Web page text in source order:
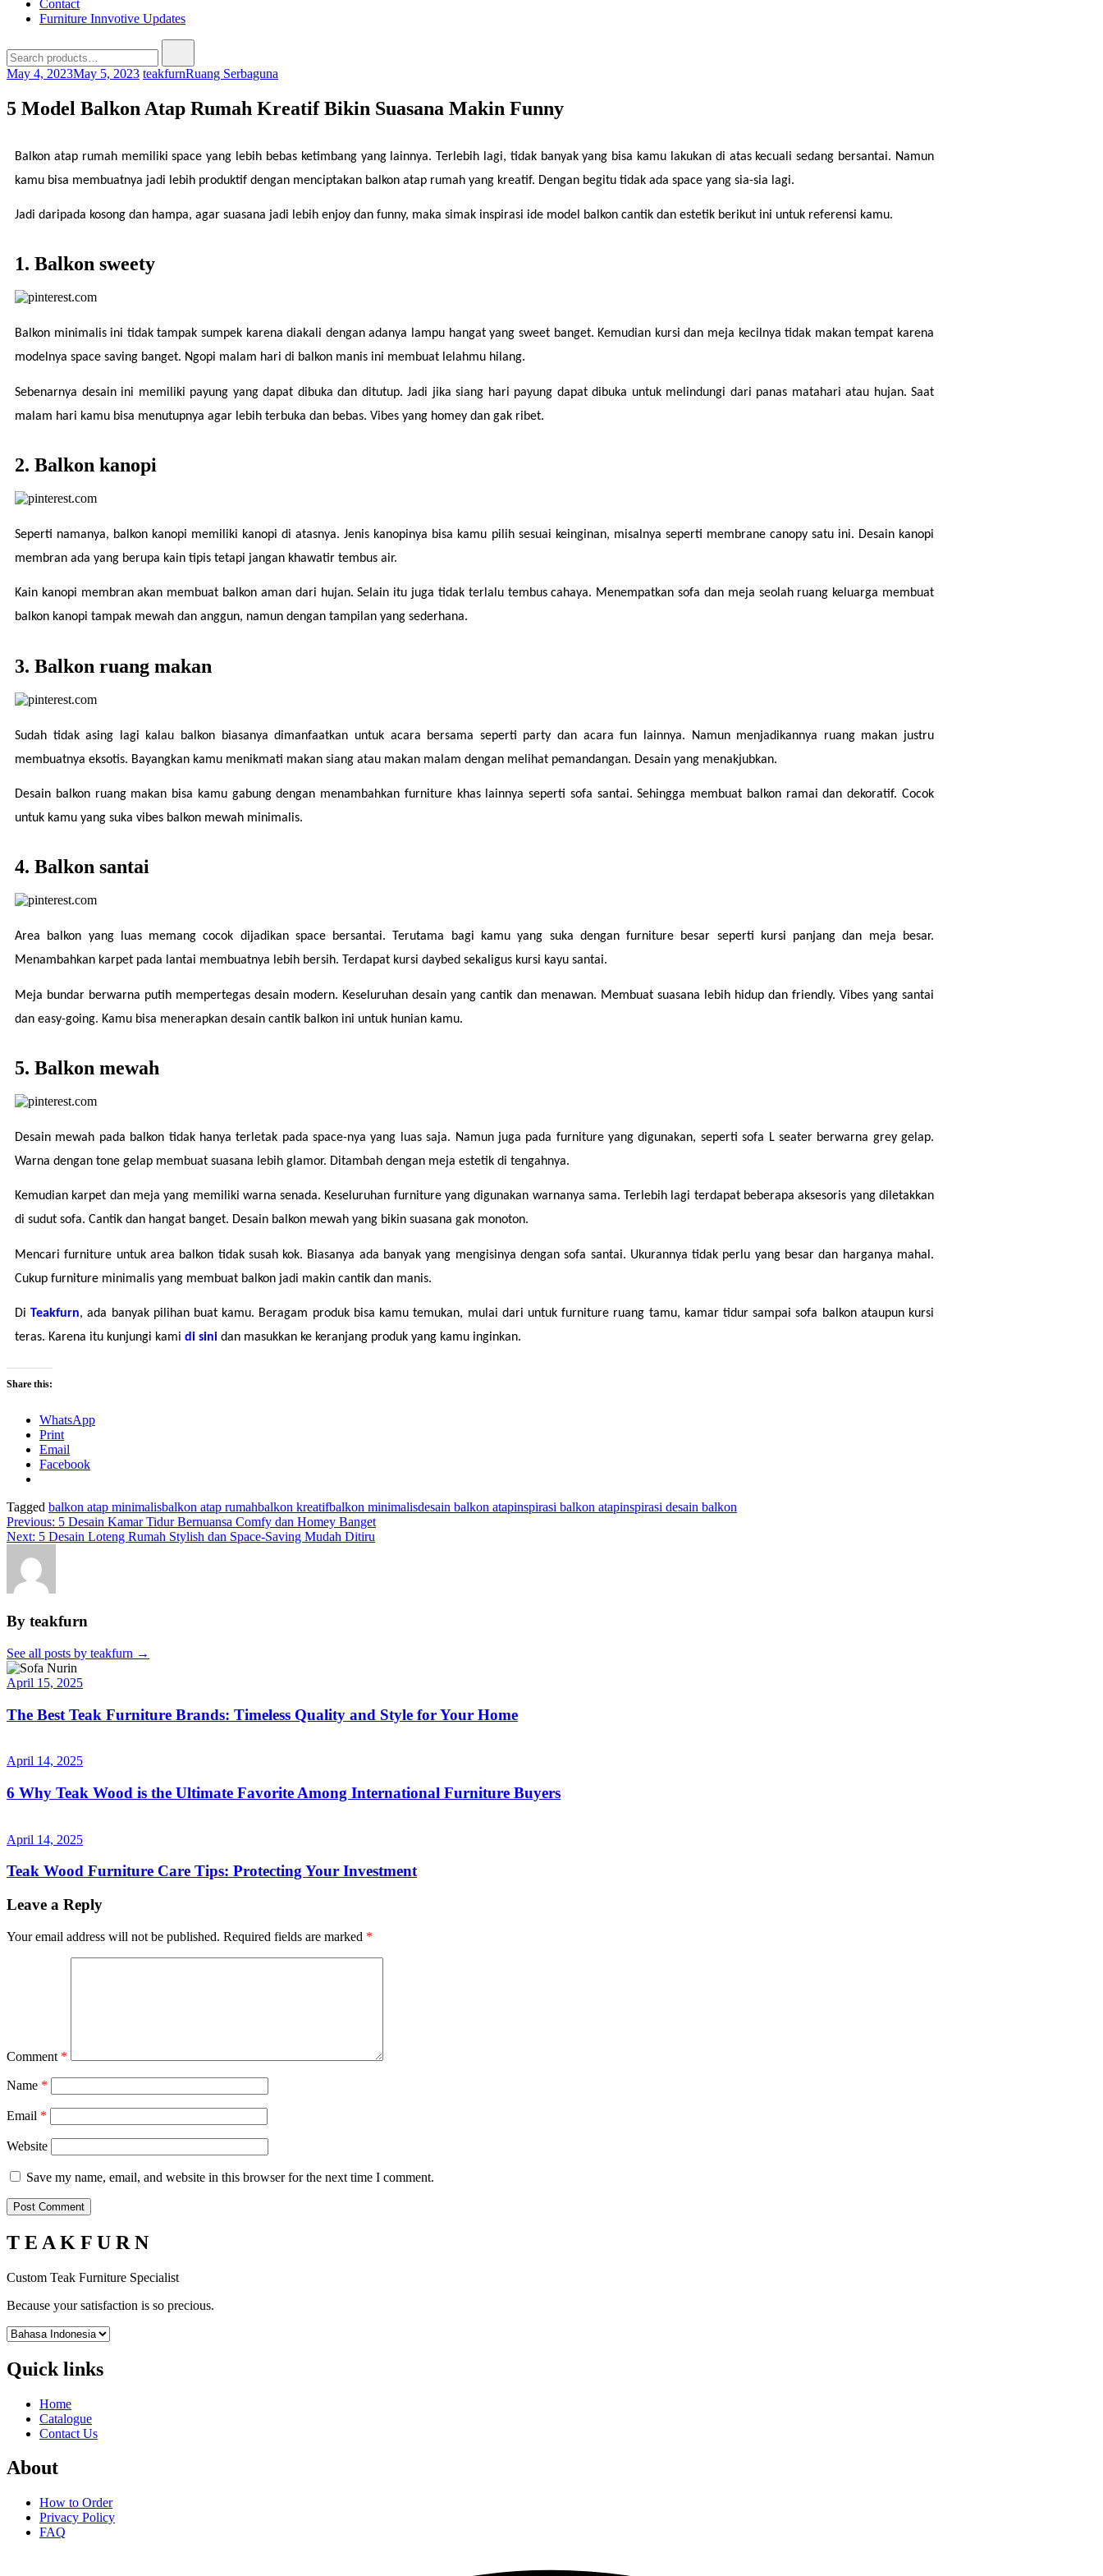
Contact
Furniture Innvotive Updates
May 4, 2023May 5, 2023 teakfurnRuang Serbaguna
5 Model Balkon Atap Rumah Kreatif Bikin Suasana Makin Funny
Balkon atap rumah memiliki space yang lebih bebas ketimbang yang lainnya. Terlebih lagi, tidak banyak yang bisa kamu lakukan di atas kecuali sedang bersantai. Namun
kamu bisa membuatnya jadi lebih produktif dengan menciptakan balkon atap rumah yang kreatif. Dengan begitu tidak ada space yang sia-sia lagi.
Jadi daripada kosong dan hampa, agar suasana jadi lebih enjoy dan funny, maka simak inspirasi ide model balkon cantik dan estetik berikut ini untuk referensi kamu.
1. Balkon sweety
Balkon minimalis ini tidak tampak sumpek karena diakali dengan adanya lampu hangat yang sweet banget. Kemudian kursi dan meja kecilnya tidak makan tempat karena
modelnya space saving banget. Ngopi malam hari di balkon manis ini membuat lelahmu hilang.
Sebenarnya desain ini memiliki payung yang dapat dibuka dan ditutup. Jadi jika siang hari payung dapat dibuka untuk melindungi dari panas matahari atau hujan. Saat
malam hari kamu bisa menutupnya agar lebih terbuka dan bebas. Vibes yang homey dan gak ribet.
2. Balkon kanopi
Seperti namanya, balkon kanopi memiliki kanopi di atasnya. Jenis kanopinya bisa kamu pilih sesuai keinginan, misalnya seperti membrane canopy satu ini. Desain kanopi
membran ada yang berupa kain tipis tetapi jangan khawatir tembus air.
Kain kanopi membran akan membuat balkon aman dari hujan. Selain itu juga tidak terlalu tembus cahaya. Menempatkan sofa dan meja seolah ruang keluarga membuat
balkon kanopi tampak mewah dan anggun, namun dengan tampilan yang sederhana.
3. Balkon ruang makan
Sudah tidak asing lagi kalau balkon biasanya dimanfaatkan untuk acara bersama seperti party dan acara fun lainnya. Namun menjadikannya ruang makan justru
membuatnya eksotis. Bayangkan kamu menikmati makan siang atau makan malam dengan melihat pemandangan. Desain yang menakjubkan.
Desain balkon ruang makan bisa kamu gabung dengan menambahkan furniture khas lainnya seperti sofa santai. Sehingga membuat balkon ramai dan dekoratif. Cocok
untuk kamu yang suka vibes balkon mewah minimalis.
4. Balkon santai
Area balkon yang luas memang cocok dijadikan space bersantai. Terutama bagi kamu yang suka dengan furniture besar seperti kursi panjang dan meja besar.
Menambahkan karpet pada lantai membuatnya lebih bersih. Terdapat kursi daybed sekaligus kursi kayu santai.
Meja bundar berwarna putih mempertegas desain modern. Keseluruhan desain yang cantik dan menawan. Membuat suasana lebih hidup dan friendly. Vibes yang santai
dan easy-going. Kamu bisa menerapkan desain cantik balkon ini untuk hunian kamu.
5. Balkon mewah
Desain mewah pada balkon tidak hanya terletak pada space-nya yang luas saja. Namun juga pada furniture yang digunakan, seperti sofa L seater berwarna grey gelap.
Warna dengan tone gelap membuat suasana lebih glamor. Ditambah dengan meja estetik di tengahnya.
Kemudian karpet dan meja yang memiliki warna senada. Keseluruhan furniture yang digunakan warnanya sama. Terlebih lagi terdapat beberapa aksesoris yang diletakkan
di sudut sofa. Cantik dan hangat banget. Desain balkon mewah yang bikin suasana gak monoton.
Mencari furniture untuk area balkon tidak susah kok. Biasanya ada banyak yang mengisinya dengan sofa santai. Ukurannya tidak perlu yang besar dan harganya mahal.
Cukup furniture minimalis yang membuat balkon jadi makin cantik dan manis.
Di Teakfurn, ada banyak pilihan buat kamu. Beragam produk bisa kamu temukan, mulai dari untuk furniture ruang tamu, kamar tidur sampai sofa balkon ataupun kursi
teras. Karena itu kunjungi kami di sini dan masukkan ke keranjang produk yang kamu inginkan.
Share this:
WhatsApp
Print
Email
Facebook
Tagged balkon atap minimalisbalkon atap rumahbalkon kreatifbalkon minimalisdesain balkon atapinspirasi balkon atapinspirasi desain balkon
Previous: 5 Desain Kamar Tidur Bernuansa Comfy dan Homey Banget
Next: 5 Desain Loteng Rumah Stylish dan Space-Saving Mudah Ditiru
By teakfurn
See all posts by teakfurn →
April 15, 2025
The Best Teak Furniture Brands: Timeless Quality and Style for Your Home
April 14, 2025
6 Why Teak Wood is the Ultimate Favorite Among International Furniture Buyers
April 14, 2025
Teak Wood Furniture Care Tips: Protecting Your Investment
Leave a Reply
Your email address will not be published. Required fields are marked *
Comment *
Name *
Email *
Website
Save my name, email, and website in this browser for the next time I comment.
T E A K F U R N
Custom Teak Furniture Specialist
Because your satisfaction is so precious.
Quick links
Home
Catalogue
Contact Us
About
How to Order
Privacy Policy
FAQ